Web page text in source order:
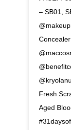
– SB01,
Fresh
Aged